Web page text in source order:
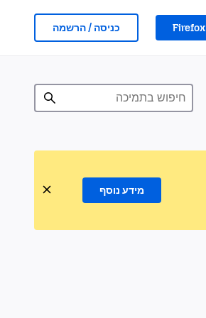
כניסה / הרשמה
מידע נוסף